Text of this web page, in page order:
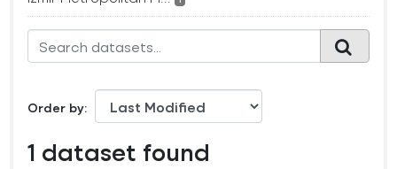
Order by
1 dataset found